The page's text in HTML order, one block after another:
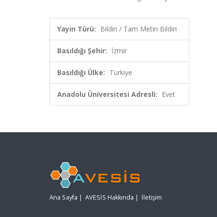
Yayın Türü: Bildiri / Tam Metin Bildiri
Basıldığı Şehir: İzmir
Basıldığı Ülke: Türkiye
Anadolu Üniversitesi Adresli: Evet
Ana Sayfa | AVESİS Hakkında | İletişim